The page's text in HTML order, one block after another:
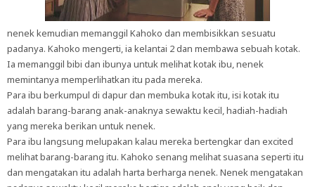
nenek kemudian memanggil Kahoko dan membisikkan sesuatu
padanya. Kahoko mengerti, ia kelantai 2 dan membawa sebuah kotak.
Ia memanggil bibi dan ibunya untuk melihat kotak ibu, nenek
memintanya memperlihatkan itu pada mereka.
Para ibu berkumpul di dapur dan membuka kotak itu, isi kotak itu
adalah barang-barang anak-anaknya sewaktu kecil, hadiah-hadiah
yang mereka berikan untuk nenek.
Para ibu langsung melupakan kalau mereka bertengkar dan excited
melihat barang-barang itu. Kahoko senang melihat suasana seperti itu
dan mengatakan itu adalah harta berharga nenek. Nenek mengatakan